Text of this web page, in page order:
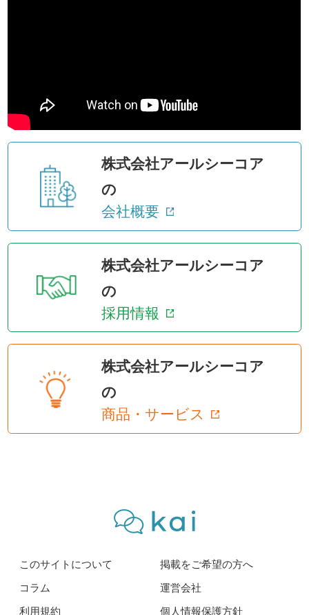
株式会社アールシーコア
の
会社概要
株式会社アールシーコア
の
採用情報
株式会社アールシーコア
の
商品・サービス
このサイトについて
掲載をご希望の方へ
コラム
運営会社
利用規約
個人情報保護方針